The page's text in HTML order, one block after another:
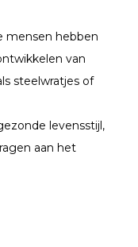
mensen hebben
van
steelwratjes of
levensstijl,
aan het